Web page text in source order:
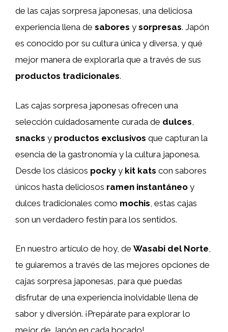
de las cajas sorpresa japonesas, una deliciosa
experiencia llena de sabores y sorpresas. Japón
es conocido por su cultura única y diversa, y qué
mejor manera de explorarla que a través de sus
productos tradicionales.
Las cajas sorpresa japonesas ofrecen una
selección cuidadosamente curada de dulces
snacks y productos exclusivos que capturan la
esencia de la gastronomía y la cultura japonesa.
Desde los clásicos pocky y kit kats con sabores
únicos hasta deliciosos ramen instantáneo y
dulces tradicionales como mochis , estas cajas
son un verdadero festín para los sentidos.
En nuestro artículo de hoy, de Wasabi del Norte,
te guiaremos a través de las mejores opciones de
cajas sorpresa japonesas, para que puedas
disfrutar de una experiencia inolvidable llena de
sabor y diversión. ¡Prepárate para explorar lo
mejor de Japón en cada bocado!